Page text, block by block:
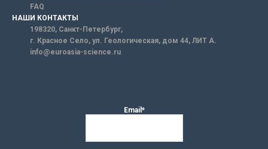
FAQ
НАШИ КОНТАКТЫ
198320, Санкт-Петербург,
г. Красное Село, ул. Геологическая, дом 44, ЛИТ А.
info@euroasia-science.ru
Email*